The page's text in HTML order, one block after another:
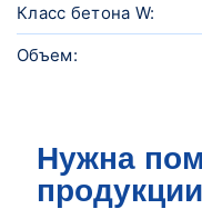
Класс бетона W:
Объем:
Нужна